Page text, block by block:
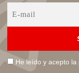
He leído y acepto la